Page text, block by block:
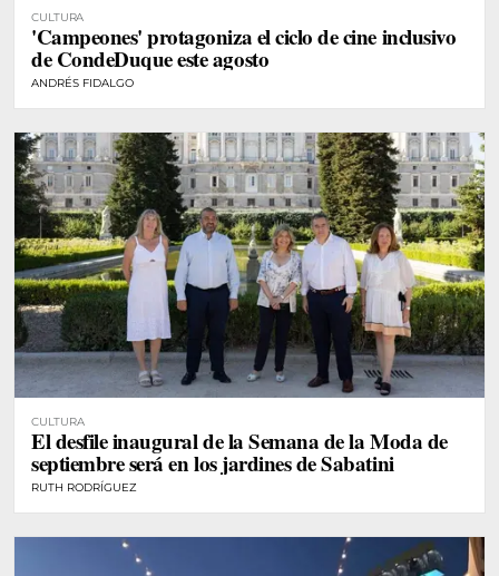
CULTURA
'Campeones' protagoniza el ciclo de cine inclusivo
de CondeDuque este agosto
ANDRÉS FIDALGO
CULTURA
El desfile inaugural de la Semana de la Moda de
septiembre será en los jardines de Sabatini
RUTH RODRÍGUEZ